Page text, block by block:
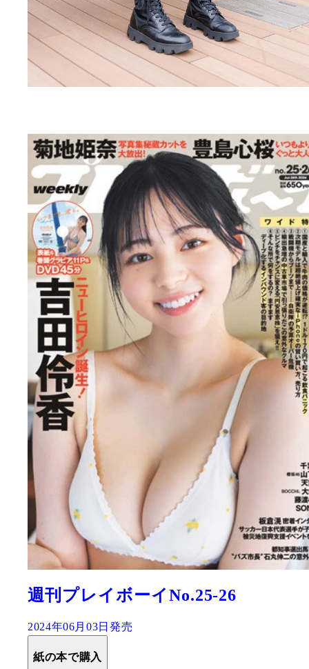
週刊プレイボーイNo.25-26
2024年06月03日発売
紙の本で購入